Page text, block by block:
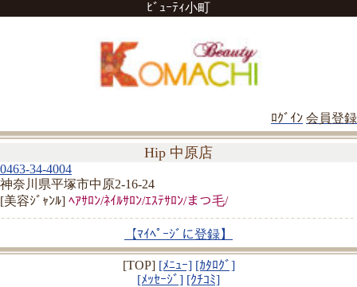
ﾋﾞｭｰﾃｨ小町
ﾛｸﾞｲﾝ 会員登録
Hip 中原店
0463-34-4004
神奈川県平塚市中原2-16-24
[美容ｼﾞｬﾝﾙ] ﾍｱｻﾛﾝ/ﾈｲﾙｻﾛﾝ/ｴｽﾃｻﾛﾝ/まつ毛/
【ﾏｲﾍﾟｰｼﾞに登録】
[TOP] [ﾒﾆｭｰ] [ｶﾀﾛｸﾞ]
[ﾒｯｾｰｼﾞ] [ｸﾁｺﾐ]